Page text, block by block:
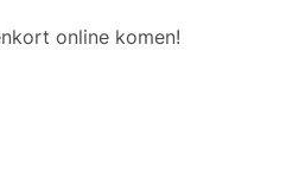
online komen!